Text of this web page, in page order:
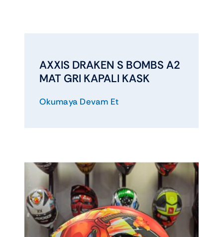
AXXIS DRAKEN S BOMBS A2
MAT GRI KAPALI KASK
Okumaya Devam Et